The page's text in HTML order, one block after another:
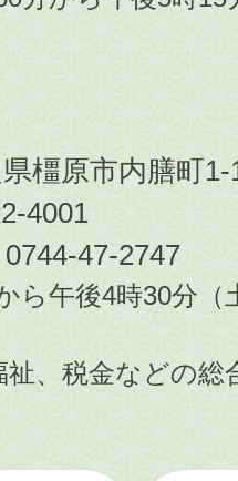
橿原市内膳町1-
4001
47-2747
ら午後4時30分
、税金などの総